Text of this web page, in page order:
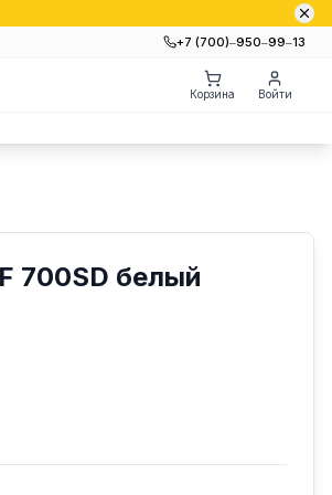
+7 (700)‒950‒99‒13
Корзина Войти
700SD белый